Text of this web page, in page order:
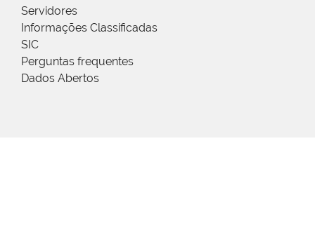
Servidores
Informações Classificadas
SIC
Perguntas frequentes
Dados Abertos